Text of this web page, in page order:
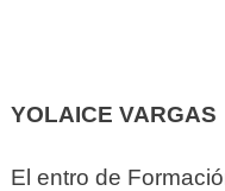
YOLAICE VARGAS
El entro de